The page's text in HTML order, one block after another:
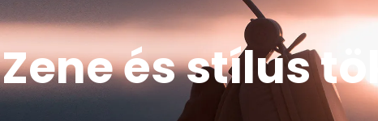
Zene és stílus